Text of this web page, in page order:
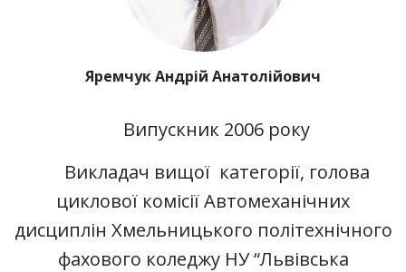
Яремчук Андрій Анатолійович
Випускник 2006 року
Викладач вищої категорії, голова
циклової комісії Автомеханічних
дисциплін Хмельницького політехнічного
фахового коледжу НУ “Львівська